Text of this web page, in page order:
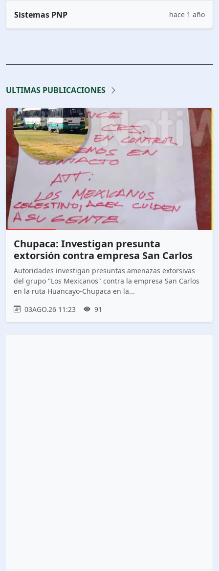
Sistemas PNP hace 1 año
ULTIMAS PUBLICACIONES
Chupaca: Investigan presunta
extorsión contra empresa San Carlos
Autoridades investigan presuntas amenazas extorsivas
del grupo "Los Mexicanos" contra la empresa San Carlos
en la ruta Huancayo-Chupaca en la...
03AGO.26 11:23
91